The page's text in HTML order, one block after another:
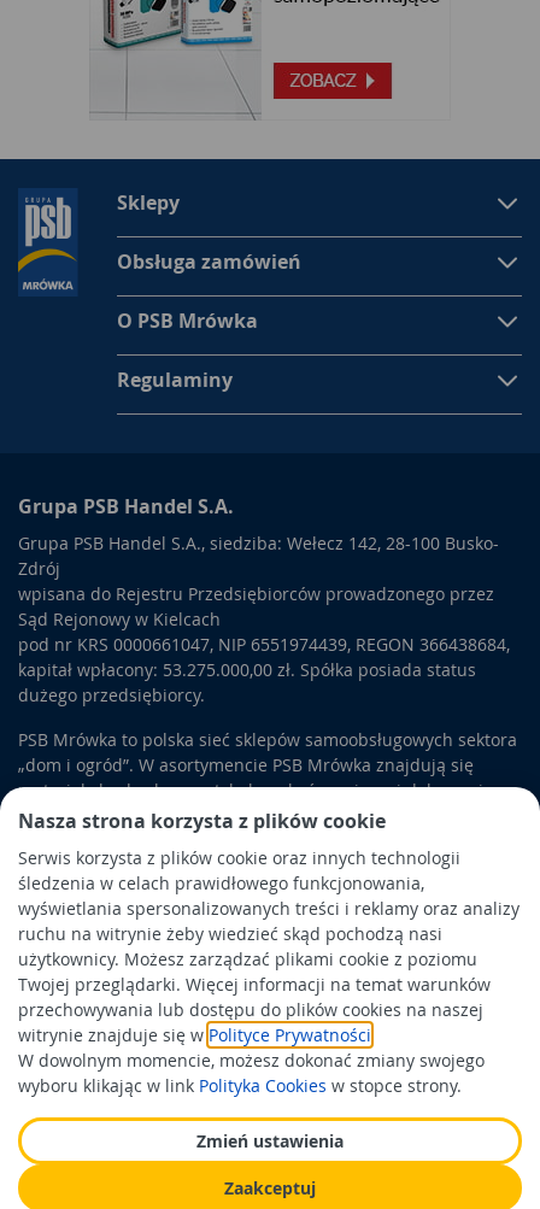
Nasza strona korzysta z plików cookie
Serwis korzysta z plików cookie oraz innych technologii
śledzenia w celach prawidłowego funkcjonowania,
wyświetlania spersonalizowanych treści i reklamy oraz analizy
ruchu na witrynie żeby wiedzieć skąd pochodzą nasi
użytkownicy. Możesz zarządzać plikami cookie z poziomu
Twojej przeglądarki. Więcej informacji na temat warunków
przechowywania lub dostępu do plików cookies na naszej
witrynie znajduje się w Polityce Prywatności
W dowolnym momencie, możesz dokonać zmiany swojego
wyboru klikając w link Polityka Cookies w stopce strony.
Zmień ustawienia
Zaakceptuj
Sklepy
Obsługa zamówień
O PSB Mrówka
Regulaminy
Grupa PSB Handel S.A.
Grupa PSB Handel S.A., siedziba: Wełecz 142, 28-100 Busko-
Zdrój
wpisana do Rejestru Przedsiębiorców prowadzonego przez
Sąd Rejonowy w Kielcach
pod nr KRS 0000661047, NIP 6551974439, REGON 366438684,
kapitał wpłacony: 53.275.000,00 zł. Spółka posiada status
dużego przedsiębiorcy.
PSB Mrówka to polska sieć sklepów samoobsługowych sektora
„dom i ogród”. W asortymencie PSB Mrówka znajdują się
materiały budowlane, artykuły wykończeniowe i dekoracyjne,
wyposażenie łazienek i kuchni, elektronarzędzia, a także
Obowiązek informacyjny
Polityka prywatności
Polityka Cookies
Odbiór zużytego sprzętu
Wspierają nas: